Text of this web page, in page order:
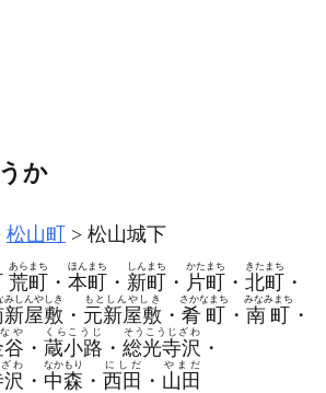
か
松山町 松山城下
荒町
あらまち
・ 本町
ほんまち
・ 新町
しんまち
・ 片町
かたまち
・ 北町
きたまち
・
新屋敷
みしんやしき
・ 元新屋敷
もとしんやしき
・ 肴町
さかなまち
・ 南町
みなみまち
・
谷
や
・ 蔵小路
くらこうじ
・ 総光寺沢
そうこうじざわ
・
わ
・ 中森
なかもり
・ 西田
にしだ
・ 山田
やまだ